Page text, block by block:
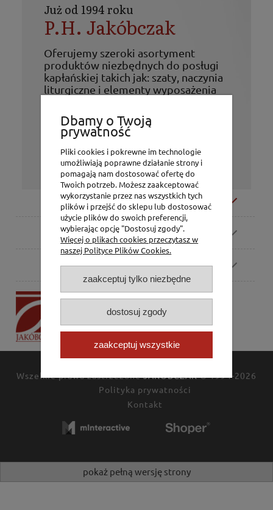
Już od 1994 roku
P.H. Jakóbczak
Oferujemy szeroki asortyment
produktów niezbędnych do posługi
kapłańskiej takich jak: szaty, naczynia
liturgiczne i elementy wyposażenia
znajdują się figury, świece, różańce,
obrazy i wiele innych artykułów o
tematyce religijnej.
Życzymy udanych zakupów!
Moje konto
Zamówienia
Pomoc
P.H. Jakóbczak
Dorota Jakóbczak
Bialska 2/4,
42-202 Częstochowa
Wszelkie prawa zastrzeżoneJAKÓBCZAK© 1994-2026
Polityka prywatności
Kontakt
pokaż pełną wersję strony
Dbamy o Twoją
prywatność
Pliki cookies i pokrewne im technologie
umożliwiają poprawne działanie strony i
pomagają nam dostosować ofertę do
Twoich potrzeb. Możesz zaakceptować
wykorzystanie przez nas wszystkich tych
plików i przejść do sklepu lub dostosować
użycie plików do swoich preferencji,
wybierając opcję "Dostosuj zgody".
Więcej o plikach cookies przeczytasz w
naszej Polityce Plików Cookies.
zaakceptuj tylko niezbędne
dostosuj zgody
zaakceptuj wszystkie